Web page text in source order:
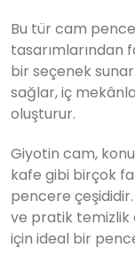
Bu tür cam
tasarımlarından
bir seçenek
sağlar, iç
oluşturur.
Giyotin cam,
kafe gibi birçok
pencere çeşididir.
ve pratik temizlik
için ideal bir